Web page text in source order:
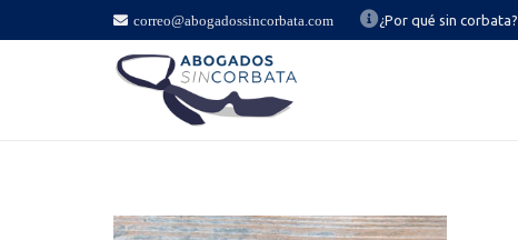
correo@abogadossincorbata.com ¿Por qué sin corbata?